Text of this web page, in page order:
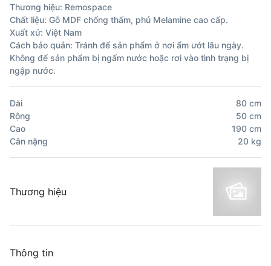
Thương hiệu: Remospace
Chất liệu: Gỗ MDF chống thấm, phủ Melamine cao cấp.
Xuất xứ: Việt Nam
Cách bảo quản: Tránh để sản phẩm ở nơi ẩm ướt lâu ngày.
Không để sản phẩm bị ngấm nước hoặc rơi vào tình trạng bị
ngập nước.
Dài 80 cm
Rộng
50 cm
Cao
190 cm
Cân nặng
20 kg
Thương hiệu
Thông tin